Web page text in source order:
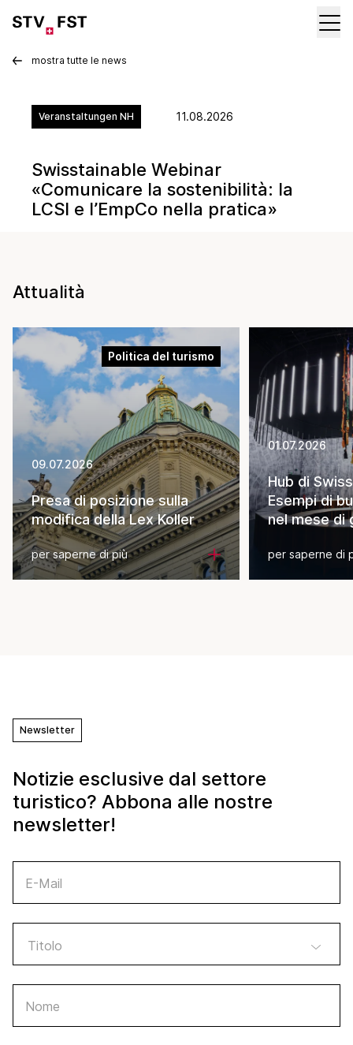
mostra tutte le news
Veranstaltungen NH 11.08.2026
Swisstainable Webinar
«Comunicare la sostenibilità: la
LCSI e l’EmpCo nella pratica»
Attualità
Politica del turismo
09.07.2026
Presa di posizione sulla
modifica della Lex Koller
per saperne di più
01.07.2026
Hub di
Esempi di
nel mese di
per saperne di
Newsletter
Notizie esclusive dal settore
turistico? Abbona alle nostre
newsletter!
E-Mail
Nome